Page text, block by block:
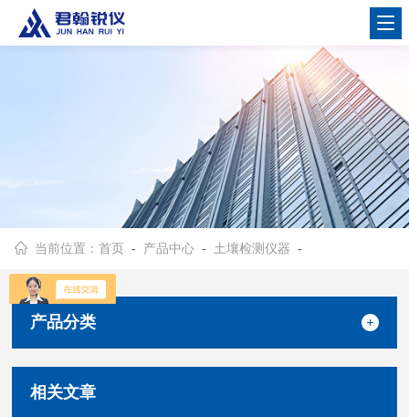
当前位置：首页 - 产品中心 - 土壤检测仪器 -
产品分类
相关文章